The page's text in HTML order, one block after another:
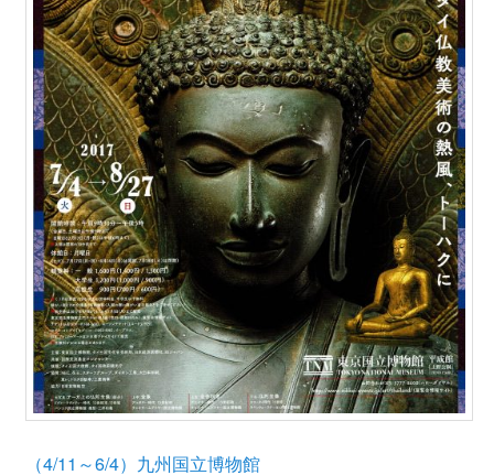
（4/11～6/4）九州国立博物館